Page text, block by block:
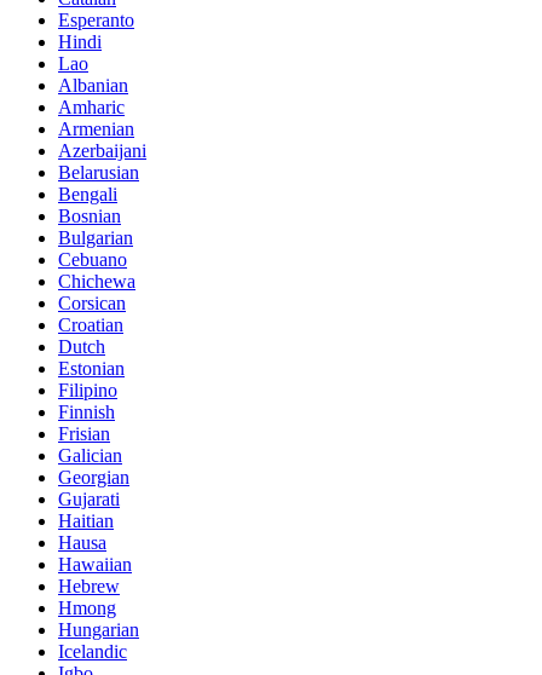
Esperanto
Hindi
Lao
Albanian
Amharic
Armenian
Azerbaijani
Belarusian
Bengali
Bosnian
Bulgarian
Cebuano
Chichewa
Corsican
Croatian
Dutch
Estonian
Filipino
Finnish
Frisian
Galician
Georgian
Gujarati
Haitian
Hausa
Hawaiian
Hebrew
Hmong
Hungarian
Icelandic